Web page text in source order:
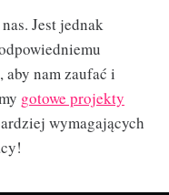
Jest jednak
nam zaufać i
gotowe projekty
wymagających